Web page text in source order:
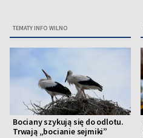
TEMATY INFO WILNO
Bociany szykują się do odlotu.
Trwają „bocianie sejmiki”